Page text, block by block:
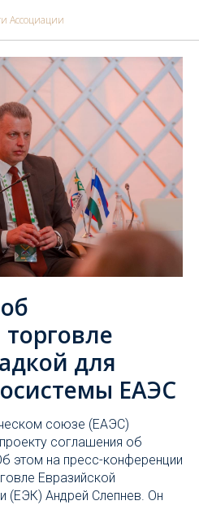
Ассоциации
для
ЕАЭС
союзе (ЕАЭС)
соглашения об
этом на пресс-конференции
Евразийской
(ЕЭК) Андрей Слепнев. Он